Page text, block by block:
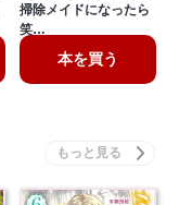
掃除メイドになったら
笑…
本を買う